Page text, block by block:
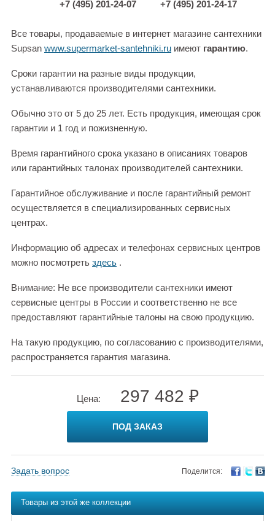
+7 (495) 201-24-07 +7 (495) 201-24-17
Все товары, продаваемые в интернет магазине сантехники
Supsan www.supermarket-santehniki.ru имеют гарантию.
Сроки гарантии на разные виды продукции,
устанавливаются производителями сантехники.
Обычно это от 5 до 25 лет. Есть продукция, имеющая срок
гарантии и 1 год и пожизненную.
Время гарантийного срока указано в описаниях товаров
или гарантийных талонах производителей сантехники.
Гарантийное обслуживание и после гарантийный ремонт
осуществляется в специализированных сервисных
центрах.
Информацию об адресах и телефонах сервисных центров
можно посмотреть здесь .
Внимание: Не все производители сантехники имеют
сервисные центры в России и соответственно не все
предоставляют гарантийные талоны на свою продукцию.
На такую продукцию, по согласованию с производителями,
распространяется гарантия магазина.
Цена: 297 482 ₽
ПОД ЗАКАЗ
Задать вопрос Поделится:
Товары из этой же коллекции